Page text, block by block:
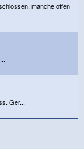
manche offen
Ger...